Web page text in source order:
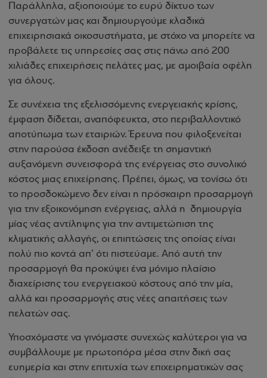
Παράλληλα, αξιοποιούμε το ευρύ δίκτυο των
συνεργατών μας και δημιουργούμε κλαδικά
επιχειρησιακά οικοσυστήματα, με στόχο να μπορείτε να
προβάλετε τις υπηρεσίες σας στις πάνω από 200
χιλιάδες επιχειρήσεις πελάτες μας, με αμοιβαία οφέλη
για όλους.
Σε συνέχεια της εξελισσόμενης ενεργειακής κρίσης,
έμφαση δίδεται, αναπόφευκτα, στο περιβαλλοντικό
αποτύπωμα των εταιριών. Έρευνα που φιλοξενείται
στην παρούσα έκδοση ανέδειξε τη σημαντική
αυξανόμενη συνεισφορά της ενέργειας στο συνολικό
κόστος μιας επιχείρησης. Πρέπει, όμως, να τονίσω ότι
το προσδοκώμενο δεν είναι η πρόσκαιρη προσαρμογή
για την εξοικονόμηση ενέργειας, αλλά η δημιουργία
μίας νέας αντίληψης για την αντιμετώπιση της
κλιματικής αλλαγής, οι επιπτώσεις της οποίας είναι
πολύ πιο κοντά απ’ ότι πιστεύαμε. Από αυτή την
προσαρμογή θα προκύψει ένα μόνιμο πλαίσιο
διαχείρισης του ενεργειακού κόστους από την μία,
αλλά και προσαρμογής στις νέες απαιτήσεις των
πελατών σας.
Υποσχόμαστε να γινόμαστε συνεχώς καλύτεροι για να
συμβάλλουμε με πρωτοπόρα μέσα στην δική σας
ευημερία και στην επιτυχία των επιχειρηματικών σας